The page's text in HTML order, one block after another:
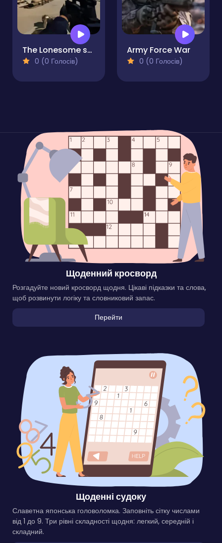
The Lonesome shooter - A Father's Retribution
0 (0 Голосів)
Army Force War
0 (0 Голосів)
Щоденний кросворд
Розгадуйте новий кросворд щодня. Цікаві підказки та слова,
щоб розвинути логіку та словниковий запас.
Перейти
Щоденні судоку
Славетна японська головоломка. Заповніть сітку числами
від 1 до 9. Три рівні складності щодня: легкий, середній і
складний.